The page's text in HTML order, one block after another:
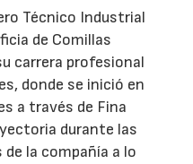
Técnico Industrial
de Comillas
carrera profesional
donde se inició en
a través de Fina
durante las
la compañía a lo